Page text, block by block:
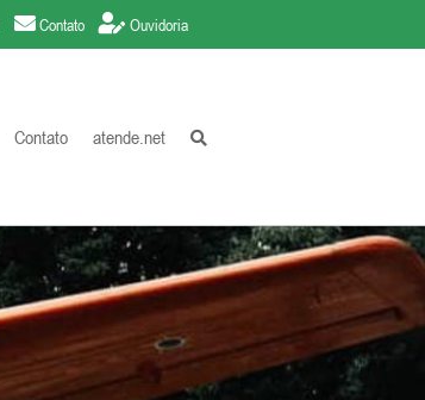
Contato Ouvidoria
Contato atende.net